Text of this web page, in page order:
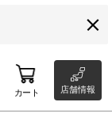
カート 店舗情報